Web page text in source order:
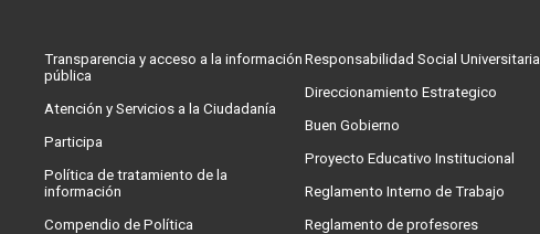
Transparencia y acceso a la información
pública
Atención y Servicios a la Ciudadanía
Participa
Política de tratamiento de la
información
Compendio de Política
Responsabilidad Social Universitaria
Direccionamiento Estrategico
Buen Gobierno
Proyecto Educativo Institucional
Reglamento Interno de Trabajo
Reglamento de profesores